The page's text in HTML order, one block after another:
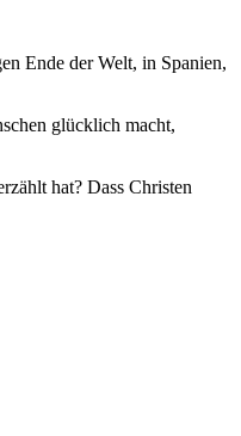
Ende der Welt, in Spanien,
glücklich macht,
hat? Dass Christen